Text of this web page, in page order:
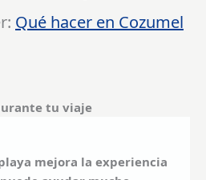
Qué hacer en Cozumel
tu viaje
mejora la experiencia